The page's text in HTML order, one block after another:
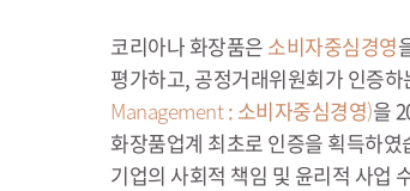
코리아나 화장품은 소비자중심경영
평가하고, 공정거래위원회가 인증하
Management : 소비자중심경영)을
화장품업계 최초로 인증을 획득하였
기업의 사회적 책임 및 윤리적 사업